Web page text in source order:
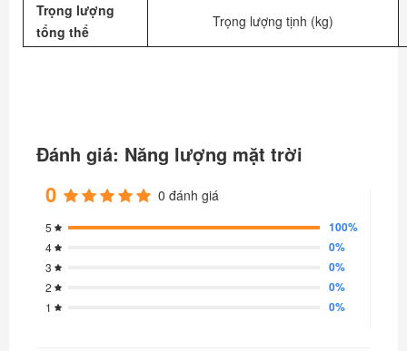
Trọng lượng
tổng thể
Trọng lượng tịnh (kg)
Đánh giá: Năng lượng mặt trời
0 0 đánh giá
5 100%
4 0%
3 0%
2 0%
1 0%